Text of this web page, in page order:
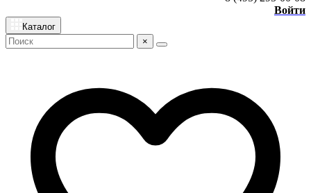
Войти
Каталог
×